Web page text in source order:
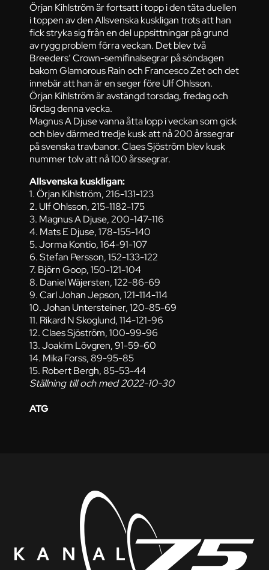
Örjan Kihlström är fortsatt i topp i den täta duellen
i toppen av den Allsvenska kuskligan trots att han
fick stryka sig från en del uppsittningar på grund
av rygg problem förra veckan. Det blev två
Breeders’ Crown-semifinalsegrar på söndagen
bakom Glamorous Rain och Francesco Zet och det
innebär att han är en seger före Ulf Ohlsson.
Örjan Kihlström är avstängd torsdag, fredag och
lördag denna vecka.
Magnus A Djuse vanna åtta lopp i veckan som gick
och blev därmed tredje kusk att nå 200 årssegrar
på svenska travbanor. Claes Sjöström blev kusk
nummer tolv att nå 100 årssegrar.
Allsvenska kuskligan:
1. Örjan Kihlström, 216-131-123
2. Ulf Ohlsson, 215-1182-175
3. Magnus A Djuse, 200-147-116
4. Mats E Djuse, 178-155-140
5. Jorma Kontio, 164-91-107
6. Stefan Persson, 152-133-122
7. Björn Goop, 150-121-104
8. Daniel Wäjersten, 122-86-69
9. Carl Johan Jepson, 121-114-114
10. Johan Untersteiner, 120-85-69
11. Rikard N Skoglund, 114-121-96
12. Claes Sjöström, 100-99-96
13. Joakim Lövgren, 91-59-60
14. Mika Forss, 89-95-85
15. Robert Bergh, 85-53-44
Ställning till och med 2022-10-30
ATG